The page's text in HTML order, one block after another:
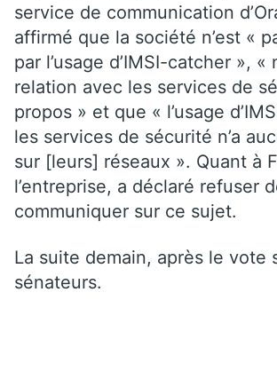
service de communication
affirmé que la société n’est «
par l’usage d’IMSI-catcher », «
relation avec les services de
propos » et que « l’usage
les services de sécurité n’a
sur [leurs] réseaux ». Quant à
l’entreprise, a déclaré refuser
communiquer sur ce sujet.
La suite demain, après le vote
sénateurs.